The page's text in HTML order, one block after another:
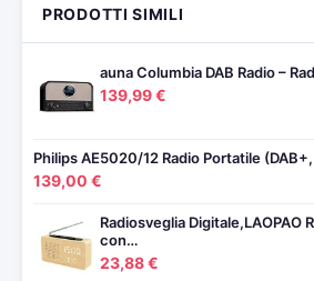
PRODOTTI SIMILI
auna Columbia DAB Radio –
139,99 €
Philips AE5020/12 Radio Portatile
139,00 €
Radiosveglia Digitale,LAOPAO
con…
23,88 €